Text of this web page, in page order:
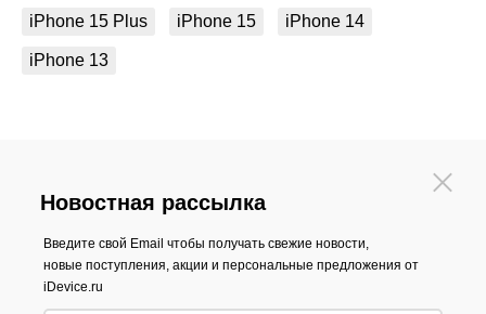
iPhone 15 Plus iPhone 15 iPhone 14
iPhone 13
Новостная рассылка
Введите свой Email чтобы получать свежие новости,
новые поступления, акции и персональные предложения от
iDevice.ru